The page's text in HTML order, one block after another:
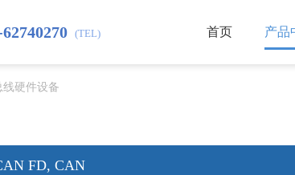
首页 产品
(TEL)
线硬件设备
FD, CAN